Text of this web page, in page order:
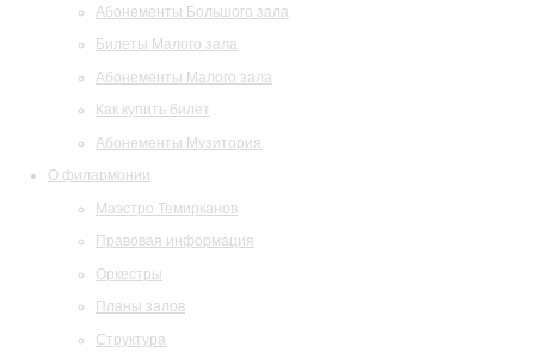
Абонементы Большого зала
Билеты Малого зала
Абонементы Малого зала
Как купить билет
Абонементы Музитория
О филармонии
Маэстро Темирканов
Правовая информация
Оркестры
Планы залов
Структура